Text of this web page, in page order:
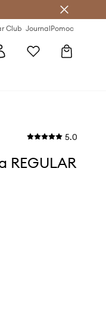
Club JournalPomoc
5.0
REGULAR